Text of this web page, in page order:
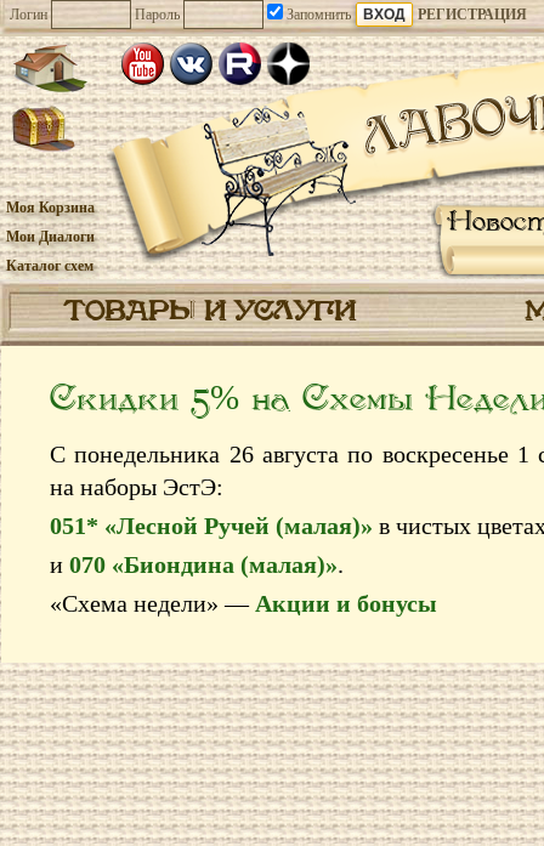
Логин Пароль Запомнить РЕГИСТРАЦИЯ
Моя Корзина
Мои Диалоги
Каталог схем
ТОВАРЫ И УСЛУГИ
Скидки 5% на Схемы
С понедельника 26 августа по воскресенье 1
на наборы ЭстЭ:
051* «Лесной Ручей (малая)» в чистых
и 070 «Биондина (малая)».
«Схема недели» — Акции и бонусы